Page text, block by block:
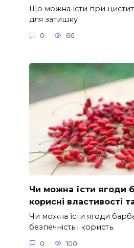
Що можна їсти при
для затишку
0 66
Чи можна їсти ягоди
корисні властивості
Чи можна їсти ягоди
безпечність і користь.
0 100